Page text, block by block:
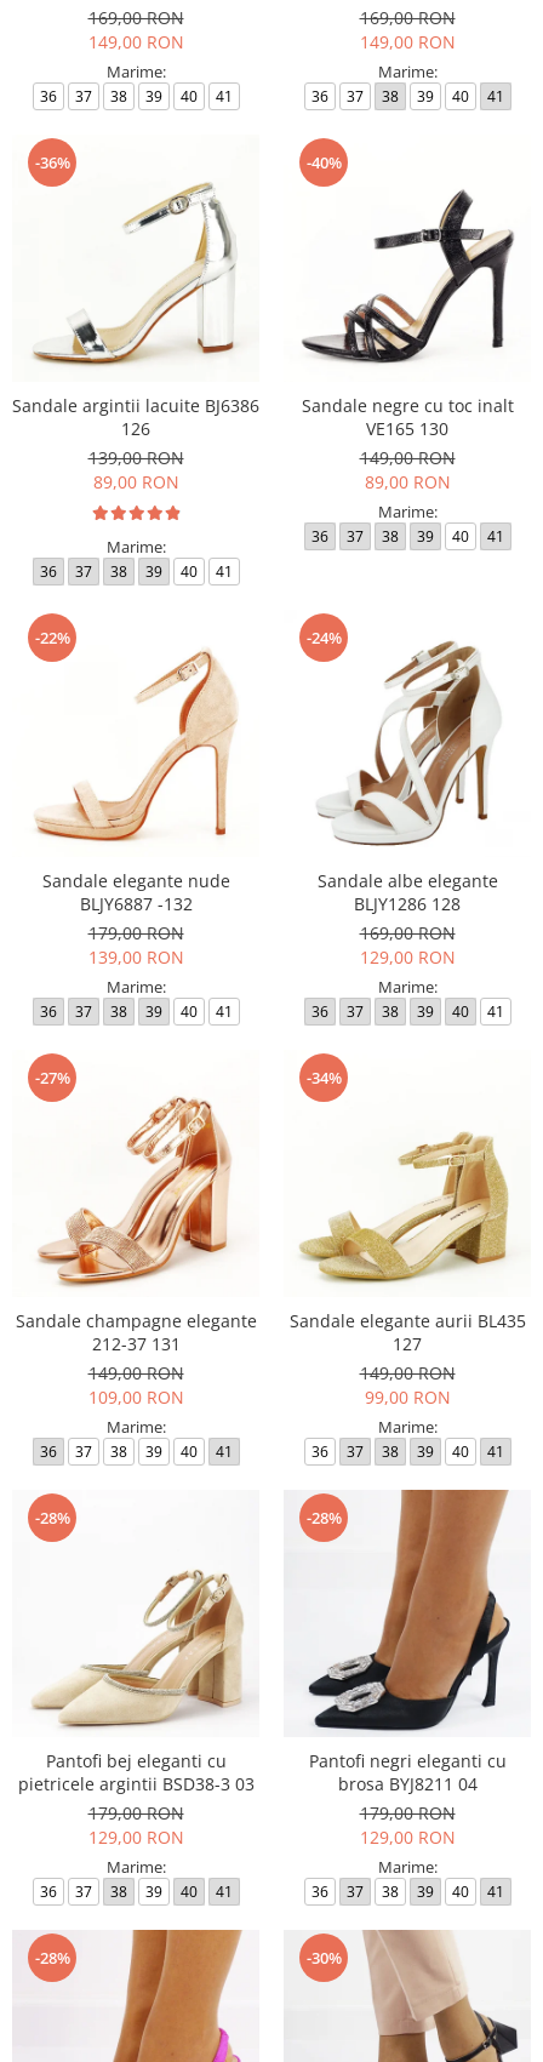
169,00 RON
149,00 RON
Marime:
36 37 38 39 40 41
169,00 RON
149,00 RON
Marime:
36 37 38 39 40 41
-36%
Sandale argintii lacuite BJ6386
126
139,00 RON
89,00 RON
Marime:
36 37 38 39 40 41
-40%
Sandale negre cu toc inalt
VE165 130
149,00 RON
89,00 RON
Marime:
36 37 38 39 40 41
-22%
Sandale elegante nude
BLJY6887 -132
179,00 RON
139,00 RON
Marime:
36 37 38 39 40 41
-24%
Sandale albe elegante
BLJY1286 128
169,00 RON
129,00 RON
Marime:
36 37 38 39 40 41
-27%
Sandale champagne elegante
212-37 131
149,00 RON
109,00 RON
Marime:
36 37 38 39 40 41
-34%
Sandale elegante aurii BL435
127
149,00 RON
99,00 RON
Marime:
36 37 38 39 40 41
-28%
Pantofi bej eleganti cu
pietricele argintii BSD38-3 03
179,00 RON
129,00 RON
Marime:
36 37 38 39 40 41
-28%
Pantofi negri eleganti cu
brosa BYJ8211 04
179,00 RON
129,00 RON
Marime:
36 37 38 39 40 41
-28% -30%